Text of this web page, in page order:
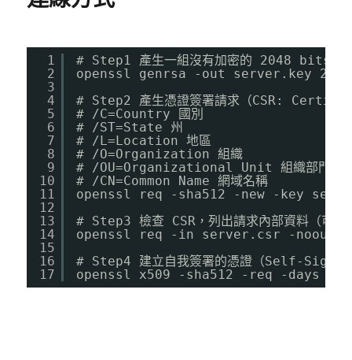
1
2
3
4
5
6
7
8
9
10
11
12
13
14
15
16
17
# Step1 產生一組沒有加密的 2048 bits
openssl genrsa -out server.key 2048
# Step2 產生憑證簽署請求（CSR:
# /C=Country 國別
# /ST=State 州
# /L=Location 地區
# /O=Organization 組織
# /OU=Organizational Unit 組織部門單
# /CN=Common Name 網域名稱
openssl req -sha512 -new -key
# Step3 檢查 CSR，列出請求內部資料（可省
openssl req -in server.csr -noout
# Step4 建立自我簽署的憑證（Self-
openssl x509 -sha512 -req -days